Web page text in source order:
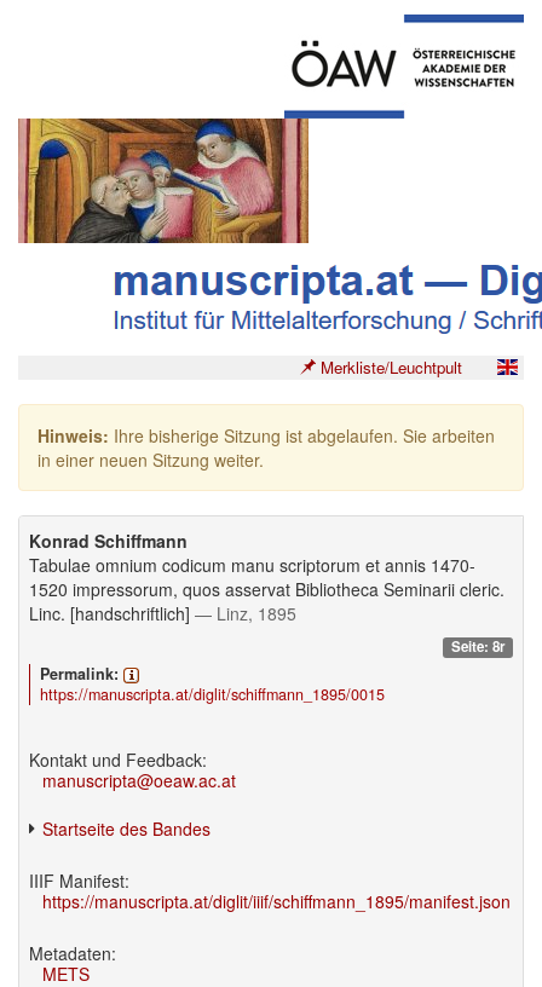
Merkliste/Leuchtpult
Hinweis: Ihre bisherige Sitzung ist abgelaufen. Sie arbeiten
in einer neuen Sitzung weiter.
Konrad Schiffmann
Tabulae omnium codicum manu scriptorum et annis 1470-
1520 impressorum, quos asservat Bibliotheca Seminarii cleric.
Linc. [handschriftlich] — Linz, 1895
Seite: 8r
Permalink:
https://manuscripta.at/diglit/schiffmann_1895/0015
Kontakt und Feedback:
manuscripta@oeaw.ac.at
Startseite des Bandes
IIIF Manifest:
https://manuscripta.at/diglit/iiif/schiffmann_1895/manifest.json
Metadaten:
METS